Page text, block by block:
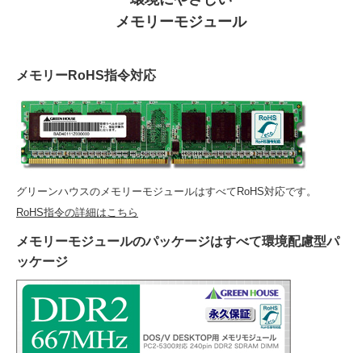
環境にやさしいメモリーモジュール
メモリーモジュール
メモリーRoHS指令対応
グリーンハウスのメモリーモジュールはすべてRoHS対応です。
RoHS指令の詳細はこちら
メモリーモジュールのパッケージはすべて環境配慮型パ
ッケージ